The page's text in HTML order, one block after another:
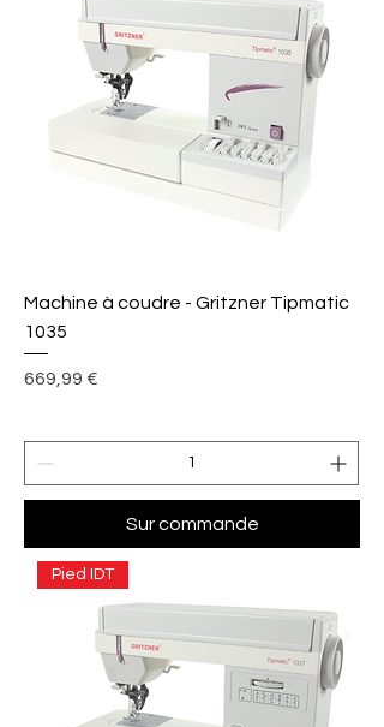
Machine à coudre - Gritzner Tipmatic
1035
Prix
669,99 €
Sur commande
Pied IDT